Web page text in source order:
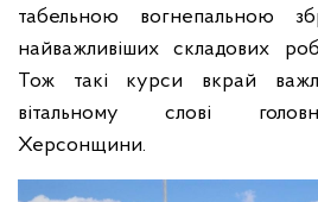
табельною вогнепальною
найважливіших складових
Тож такі курси вкрай
вітальному слові
Херсонщини.